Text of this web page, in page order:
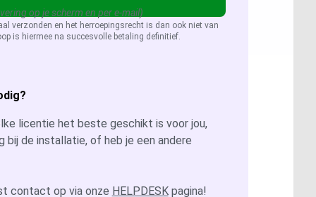
op je scherm en per e-mail)
verzonden en het herroepingsrecht is dan ook niet van
is hiermee na succesvolle betaling definitief.
licentie het beste geschikt is voor jou,
bij de installatie, of heb je een andere
contact op via onze HELPDESKpagina!